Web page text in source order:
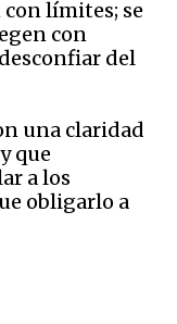
límites; se
con
del
una claridad
que
a los
obligarlo a